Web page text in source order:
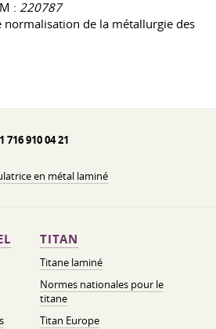
: 220787
normalisation de la métallurgie des
716 910 04 21
en métal laminé
TITAN
Titane laminé
Normes nationales pour le
titane
Titan Europe